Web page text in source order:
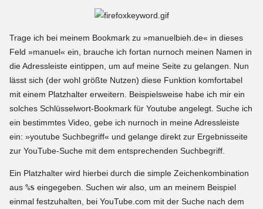
Trage ich bei meinem Bookmark zu »manuelbieh.de« in dieses
Feld »manuel« ein, brauche ich fortan nurnoch meinen Namen in
die Adressleiste eintippen, um auf meine Seite zu gelangen. Nun
lässt sich (der wohl größte Nutzen) diese Funktion komfortabel
mit einem Platzhalter erweitern. Beispielsweise habe ich mir ein
solches Schlüsselwort-Bookmark für Youtube angelegt. Suche ich
ein bestimmtes Video, gebe ich nurnoch in meine Adressleiste
ein: »youtube Suchbegriff« und gelange direkt zur Ergebnisseite
zur YouTube-Suche mit dem entsprechenden Suchbegriff.
Ein Platzhalter wird hierbei durch die simple Zeichenkombination
aus %s eingegeben. Suchen wir also, um an meinem Beispiel
einmal festzuhalten, bei YouTube.com mit der Suche nach dem